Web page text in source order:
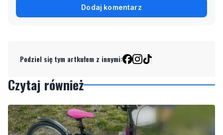
Podziel się tym artkułem z innymi:
Czytaj również